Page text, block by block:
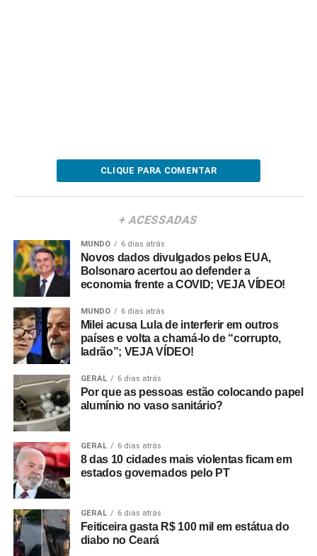
CLIQUE PARA COMENTAR
+ ACESSADAS
MUNDO 6 dias atrás
Novos dados divulgados pelos EUA,
Bolsonaro acertou ao defender a
economia frente a COVID; VEJA VÍDEO!
MUNDO 6 dias atrás
Milei acusa Lula de interferir em outros
países e volta a chamá-lo de “corrupto,
ladrão”; VEJA VÍDEO!
GERAL 6 dias atrás
Por que as pessoas estão colocando papel
alumínio no vaso sanitário?
GERAL 6 dias atrás
8 das 10 cidades mais violentas ficam em
estados governados pelo PT
GERAL 6 dias atrás
Feiticeira gasta R$ 100 mil em estátua do
diabo no Ceará